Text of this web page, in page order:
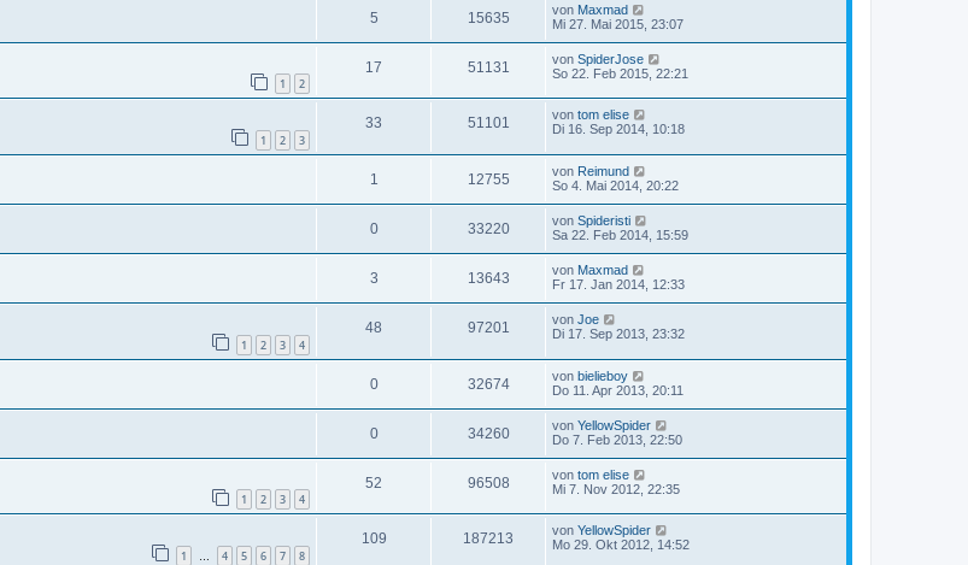
5 15635 von Maxmad
Mi 27. Mai 2015, 23:07
1 2
17 51131 von SpiderJose
So 22. Feb 2015, 22:21
1 2 3
33 51101 von tom elise
Di 16. Sep 2014, 10:18
1 12755 von Reimund
So 4. Mai 2014, 20:22
0 33220 von Spideristi
Sa 22. Feb 2014, 15:59
3 13643 von Maxmad
Fr 17. Jan 2014, 12:33
1 2 3 4
48 97201 von Joe
Di 17. Sep 2013, 23:32
0 32674 von bielieboy
Do 11. Apr 2013, 20:11
0 34260 von YellowSpider
Do 7. Feb 2013, 22:50
1 2 3 4
52 96508 von tom elise
Mi 7. Nov 2012, 22:35
1 … 4 5 6 7 8
109 187213 von YellowSpider
Mo 29. Okt 2012, 14:52